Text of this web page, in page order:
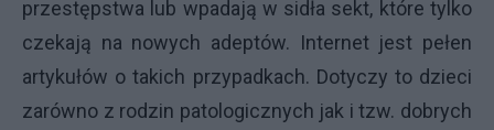
przestępstwa lub wpadają w sidła sekt, które tylko
czekają na nowych adeptów. Internet jest pełen
artykułów o takich przypadkach. Dotyczy to dzieci
zarówno z rodzin patologicznych jak i tzw. dobrych